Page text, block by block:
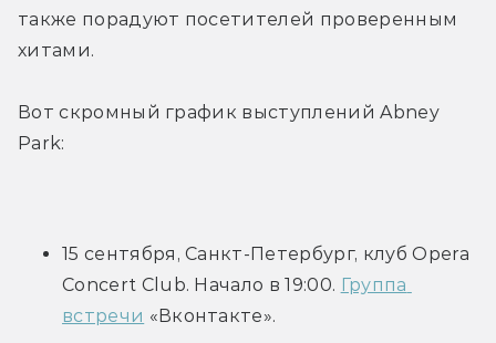
также порадуют посетителей проверенным
хитами.
Вот скромный график выступлений Abney
Park:
15 сентября, Санкт-Петербург, клуб Opera
Сoncert Сlub. Начало в 19:00. Группа
встречи «Вконтакте».